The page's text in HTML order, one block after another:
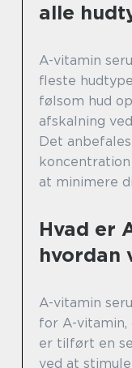
alle
A-vitamin
fleste
følsom hud
afskalning
Det
at minimere
Hvad er
hvordan
A-vitamin
for A-vitamin,
er tilført en
ved at